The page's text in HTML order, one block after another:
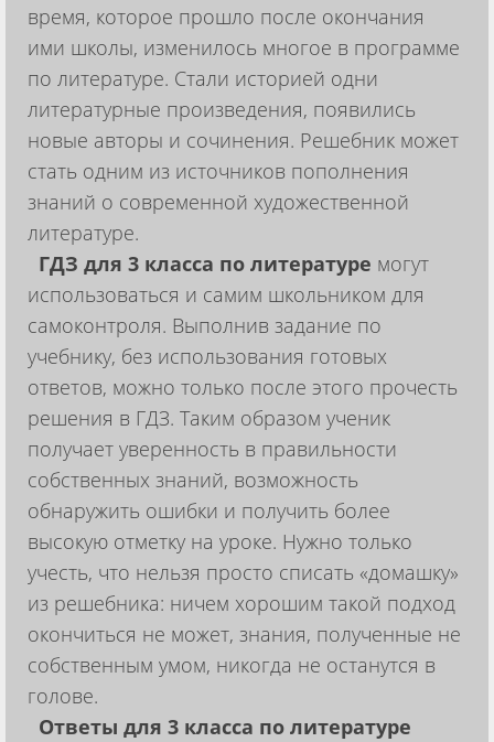
время, которое прошло после окончания
ими школы, изменилось многое в программе
по литературе. Стали историей одни
литературные произведения, появились
новые авторы и сочинения. Решебник может
стать одним из источников пополнения
знаний о современной художественной
литературе.
ГДЗ для 3 класса по литературе могут
использоваться и самим школьником для
самоконтроля. Выполнив задание по
учебнику, без использования готовых
ответов, можно только после этого прочесть
решения в ГДЗ. Таким образом ученик
получает уверенность в правильности
собственных знаний, возможность
обнаружить ошибки и получить более
высокую отметку на уроке. Нужно только
учесть, что нельзя просто списать «домашку»
из решебника: ничем хорошим такой подход
окончиться не может, знания, полученные не
собственным умом, никогда не останутся в
голове.
Ответы для 3 класса по литературе